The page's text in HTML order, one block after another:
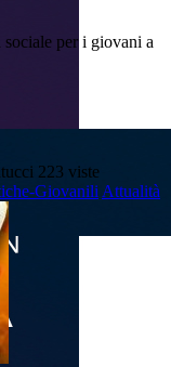
per i giovani a
223 viste
Giovanili Attualità